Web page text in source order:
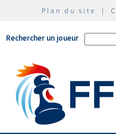
Plan du site |
Rechercher un joueur